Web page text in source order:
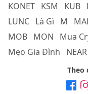
KONET KSM KUB
LUNC Là Gì M
MOB MON Mua
Mẹo Gia Đình
NEAR
Theo